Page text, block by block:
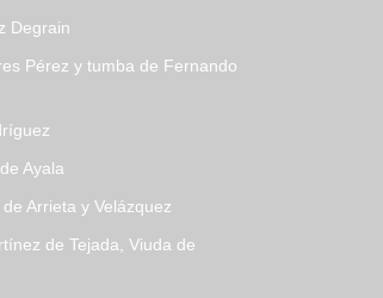
Degrain
Pérez y tumba de Fernando
Ayala
Arrieta y Velázquez
de Tejada, Viuda de